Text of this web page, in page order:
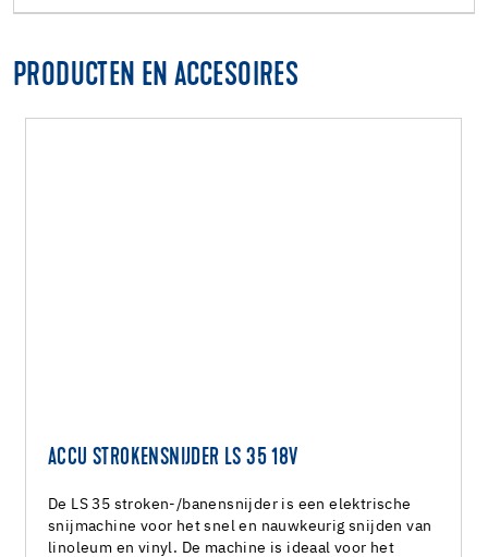
PRODUCTEN EN ACCESOIRES
ACCU STROKENSNIJDER LS 35 18V
De LS 35 stroken-/banensnijder is een elektrische
snijmachine voor het snel en nauwkeurig snijden van
linoleum en vinyl. De machine is ideaal voor het